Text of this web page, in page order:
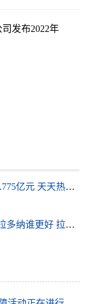
发布2022年
亿元 天天热点评
的决定俱乐部高于所有人_观天下